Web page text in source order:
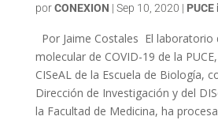
porCONEXION | Sep 10, 2020 |
Por Jaime Costales El laboratorio
molecular de COVID-19 de la
CISeAL de la Escuela de Biología,
Dirección de Investigación y del
la Facultad de Medicina, ha